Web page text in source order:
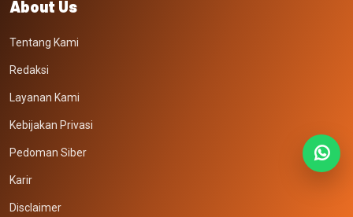
About Us
Tentang Kami
Redaksi
Layanan Kami
Kebijakan Privasi
Pedoman Siber
Karir
Disclaimer